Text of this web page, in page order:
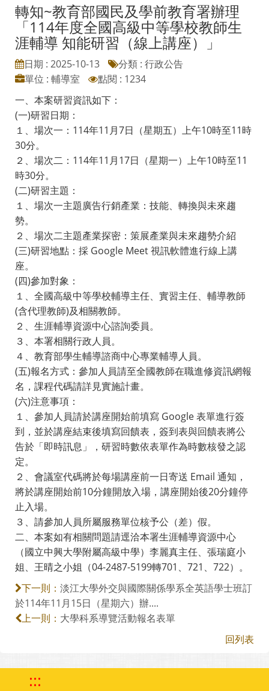
轉知~教育部國民及學前教育署辦理
「114年度全國高級中等學校教師生
涯輔導 知能研習（線上講座）」
日期 : 2025-10-13
分類 : 行政公告
單位 : 輔導室
點閱 : 1234
一、本案研習資訊如下：
(一)研習日期：
１、場次一：114年11月7日（星期五）上午10時至11時
30分。
２、場次二：114年11月17日（星期一）上午10時至11
時30分。
(二)研習主題：
１、場次一主題廣告行銷產業：技能、轉換與未來趨
勢。
２、場次二主題產業探密：策展產業與未來趨勢介紹
(三)研習地點：採 Google Meet 視訊軟體進行線上講
座。
(四)參加對象：
１、全國高級中等學校輔導主任、實習主任、輔導教師
(含代理教師)及相關教師。
２、生涯輔導資源中心諮詢委員。
３、本署相關行政人員。
４、教育部學生輔導諮商中心專業輔導人員。
(五)報名方式：參加人員請至全國教師在職進修資訊網報
名，課程代碼請詳見實施計畫。
(六)注意事項：
１、參加人員請於講座開始前填寫 Google 表單進行簽
到，並於講座結束後填寫回饋表，簽到表與回饋表將公
告於「即時訊息」，研習時數依表單作為時數核發之認
定。
２、會議室代碼將於每場講座前一日寄送 Email 通知，
將於講座開始前10分鐘開放入場，講座開始後20分鐘停
止入場。
３、請參加人員所屬服務單位核予公（差）假。
二、本案如有相關問題請逕洽本署生涯輔導資源中心
（國立中興大學附屬高級中學）李麗真主任、張瑞庭小
姐、王晴之小姐（04-2487-5199轉701、721、722）。
下一則： 淡江大學外交與國際關係學系全英語學士班訂
於114年11月15日（星期六）辦....
上一則： 大學科系導覽活動報名表單
回列表
:::